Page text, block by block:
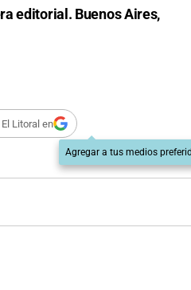
editorial. Buenos Aires,
Litoral en
Agregar a tus medios